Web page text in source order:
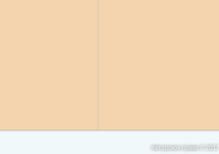
Авторское право ©